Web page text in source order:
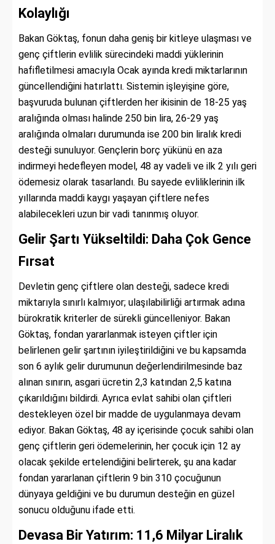
Kolaylığı
Bakan Göktaş, fonun daha geniş bir kitleye ulaşması ve
genç çiftlerin evlilik sürecindeki maddi yüklerinin
hafifletilmesi amacıyla Ocak ayında kredi miktarlarının
güncellendiğini hatırlattı. Sistemin işleyişine göre,
başvuruda bulunan çiftlerden her ikisinin de 18-25 yaş
aralığında olması halinde 250 bin lira, 26-29 yaş
aralığında olmaları durumunda ise 200 bin liralık kredi
desteği sunuluyor. Gençlerin borç yükünü en aza
indirmeyi hedefleyen model, 48 ay vadeli ve ilk 2 yılı geri
ödemesiz olarak tasarlandı. Bu sayede evliliklerinin ilk
yıllarında maddi kaygı yaşayan çiftlere nefes
alabilecekleri uzun bir vadi tanınmış oluyor.
Gelir Şartı Yükseltildi: Daha Çok Gence
Fırsat
Devletin genç çiftlere olan desteği, sadece kredi
miktarıyla sınırlı kalmıyor; ulaşılabilirliği artırmak adına
bürokratik kriterler de sürekli güncelleniyor. Bakan
Göktaş, fondan yararlanmak isteyen çiftler için
belirlenen gelir şartının iyileştirildiğini ve bu kapsamda
son 6 aylık gelir durumunun değerlendirilmesinde baz
alınan sınırın, asgari ücretin 2,3 katından 2,5 katına
çıkarıldığını bildirdi. Ayrıca evlat sahibi olan çiftleri
destekleyen özel bir madde de uygulanmaya devam
ediyor. Bakan Göktaş, 48 ay içerisinde çocuk sahibi olan
genç çiftlerin geri ödemelerinin, her çocuk için 12 ay
olacak şekilde ertelendiğini belirterek, şu ana kadar
fondan yararlanan çiftlerin 9 bin 310 çocuğunun
dünyaya geldiğini ve bu durumun desteğin en güzel
sonucu olduğunu ifade etti.
Devasa Bir Yatırım: 11,6 Milyar Liralık